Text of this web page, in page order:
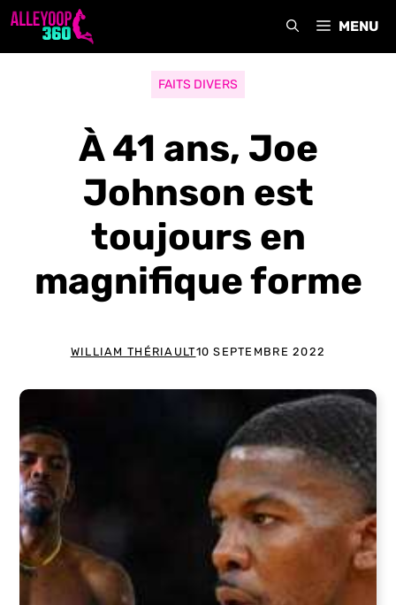
Aller
MENU
FAITS DIVERS
À 41 ans, Joe
Johnson est
toujours en
magnifique forme
WILLIAM THÉRIAULT10 SEPTEMBRE 2022